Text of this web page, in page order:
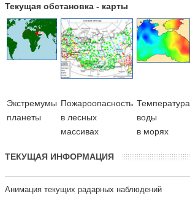
Текущая обстановка - карты
Экстремумы
планеты
Пожароопасность
в лесных
массивах
Температура
воды
в морях
ТЕКУЩАЯ ИНФОРМАЦИЯ
Анимация текущих радарных наблюдений